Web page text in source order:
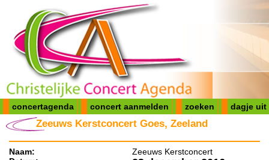
concertagenda concert aanmelden zoeken dagje uit
Zeeuws Kerstconcert Goes, Zeeland
Naam:
Zeeuws Kerstconcert